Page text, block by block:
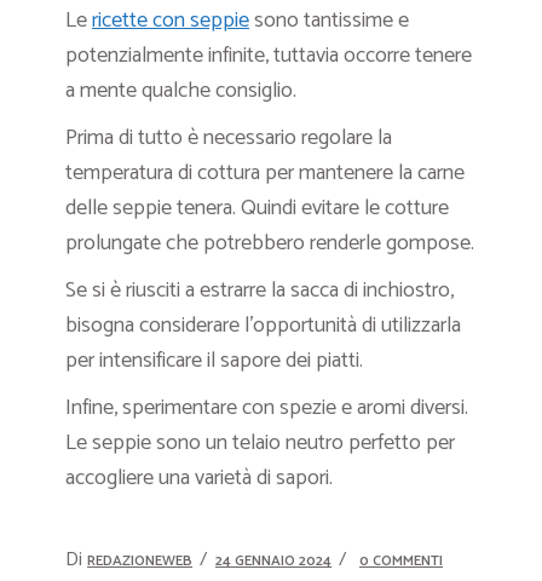
Lericette con seppiesono tantissime e
potenzialmente infinite, tuttavia occorre tenere
a mente qualche consiglio.
Prima di tutto è necessario regolare la
temperatura di cottura per mantenere la carne
delle seppie tenera. Quindi evitare le cotture
prolungate che potrebbero renderle gompose.
Se si è riusciti a estrarre la sacca di inchiostro,
bisogna considerare l’opportunità di utilizzarla
per intensificare il sapore dei piatti.
Infine, sperimentare con spezie e aromi diversi.
Le seppie sono un telaio neutro perfetto per
accogliere una varietà di sapori.
Di REDAZIONEWEB 24 GENNAIO 2024 0 COMMENTI